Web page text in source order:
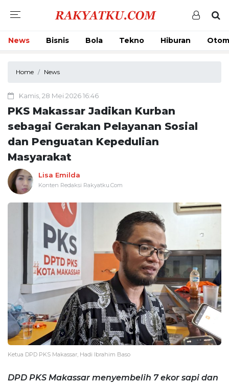
News Bisnis Bola Tekno Hiburan
Home News
Kamis, 28 Mei 2026 16:46
PKS Makassar Jadikan Kurban
sebagai Gerakan Pelayanan Sosial
dan Penguatan Kepedulian
Masyarakat
Lisa Emilda
Konten Redaksi Rakyatku.Com
Ketua DPD PKS Makassar, Hadi Ibrahim Baso
DPD PKS Makassar menyembelih 7 ekor sapi dan